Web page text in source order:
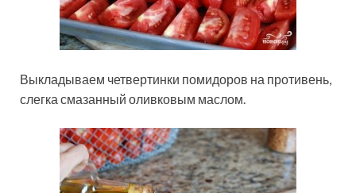
Выкладываем четвертинки помидоров на противень,
слегка смазанный оливковым маслом.